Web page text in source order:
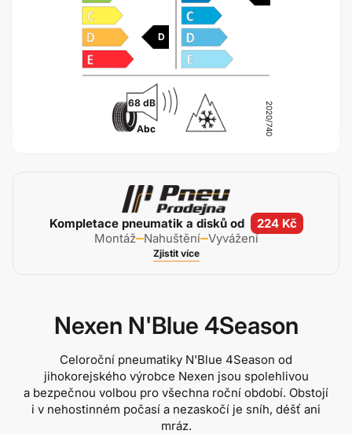
D
68 dB 2020/740
Abc
Kompletace pneumatik a disků od
224 Kč
Montáž Nahuštění Vyvážení
Zjistit více
Nexen N'Blue 4Season
Celoroční pneumatiky N'Blue 4Season od
jihokorejského výrobce Nexen jsou spolehlivou
a bezpečnou volbou pro všechna roční období. Obstojí
i v nehostinném počasí a nezaskočí je sníh, déšť ani
mráz.